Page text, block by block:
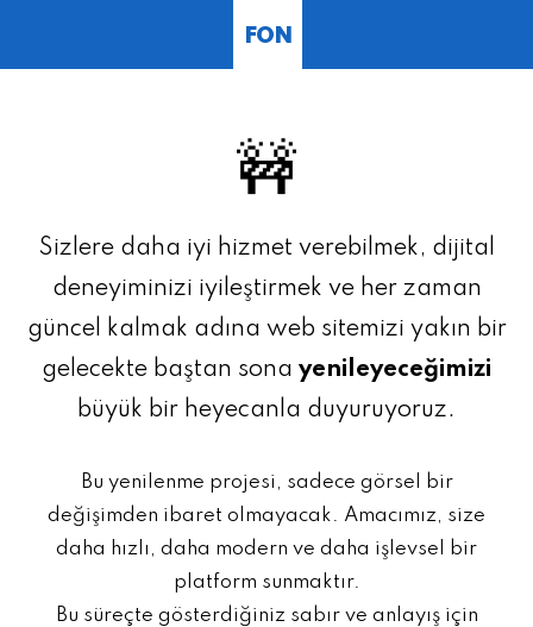
FON
🚧
Sizlere daha iyi hizmet verebilmek, dijital
deneyiminizi iyileştirmek ve her zaman
güncel kalmak adına web sitemizi yakın bir
gelecekte baştan sona yenileyeceğimizi
büyük bir heyecanla duyuruyoruz.
Bu yenilenme projesi, sadece görsel bir
değişimden ibaret olmayacak. Amacımız, size
daha hızlı, daha modern ve daha işlevsel bir
platform sunmaktır.
Bu süreçte gösterdiğiniz sabır ve anlayış için